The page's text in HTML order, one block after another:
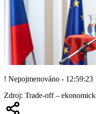
! Nepojmenováno - 12:59:23
Zdroj: Trade-off –